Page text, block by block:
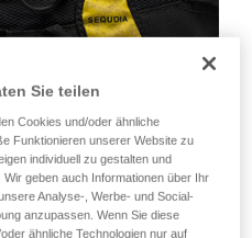
Sie teilen
Cookies und/oder ähnliche
Funktionieren unserer Website zu
individuell zu gestalten und
geben auch Informationen über Ihr
Analyse-, Werbe- und Social-
anzupassen. Wenn Sie diese
ähnliche Technologien nur auf